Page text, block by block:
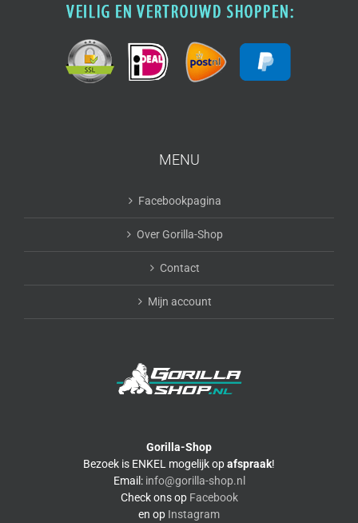
MENU
Facebookpagina
Over Gorilla-Shop
Contact
Mijn account
Gorilla-Shop
Bezoek is ENKEL mogelijk opafspraak!
Email: info@gorilla-shop.nl
Check ons op Facebook
en op Instagram